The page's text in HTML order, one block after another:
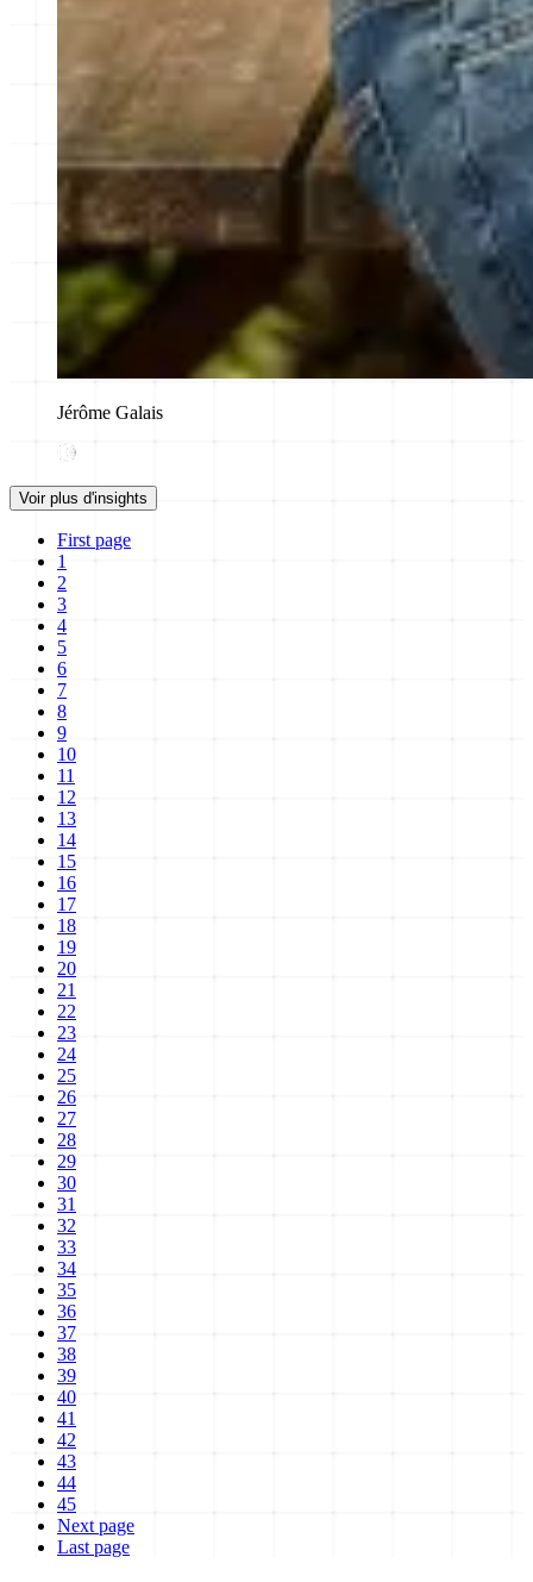
Jérôme Galais
Voir plus d'insights
First page
1
2
3
4
5
6
7
8
9
10
11
12
13
14
15
16
17
18
19
20
21
22
23
24
25
26
27
28
29
30
31
32
33
34
35
36
37
38
39
40
41
42
43
44
45
Next page
Last page